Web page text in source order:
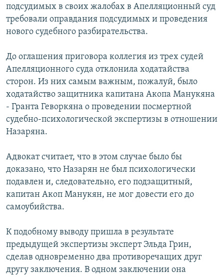
подсудимых в своих жалобах в Апелляционный суд
требовали оправдания подсудимых и проведения
нового судебного разбирательства.
До оглашения приговора коллегия из трех судей
Апелляционного суда отклонила ходатайства
сторон. Из них самым важным, пожалуй, было
ходатайство защитника капитана Акопа Манукяна
- Гранта Геворкяна о проведении посмертной
судебно-психологической экспертизы в отношении
Назаряна.
Адвокат считает, что в этом случае было бы
доказано, что Назарян не был психологически
подавлен и, следовательно, его подзащитный,
капитан Акоп Манукян, не мог довести его до
самоубийства.
К подобному выводу пришла в результате
предыдущей экспертизы эксперт Эльда Грин,
сделав одновременно два противоречащих друг
другу заключения. В одном заключении она